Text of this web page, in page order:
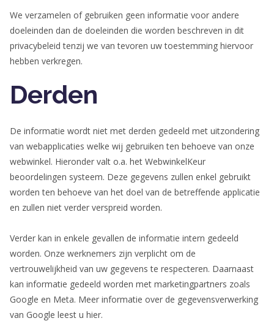
We verzamelen of gebruiken geen informatie voor andere
doeleinden dan de doeleinden die worden beschreven in dit
privacybeleid tenzij we van tevoren uw toestemming hiervoor
hebben verkregen.
Derden
De informatie wordt niet met derden gedeeld met uitzondering
van webapplicaties welke wij gebruiken ten behoeve van onze
webwinkel. Hieronder valt o.a. het WebwinkelKeur
beoordelingen systeem. Deze gegevens zullen enkel gebruikt
worden ten behoeve van het doel van de betreffende applicatie
en zullen niet verder verspreid worden.
Verder kan in enkele gevallen de informatie intern gedeeld
worden. Onze werknemers zijn verplicht om de
vertrouwelijkheid van uw gegevens te respecteren. Daarnaast
kan informatie gedeeld worden met marketingpartners zoals
Google en Meta. Meer informatie over de gegevensverwerking
van Google leest u hier.